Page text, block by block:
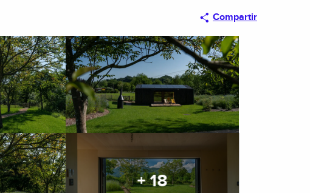
Compartir
+ 18